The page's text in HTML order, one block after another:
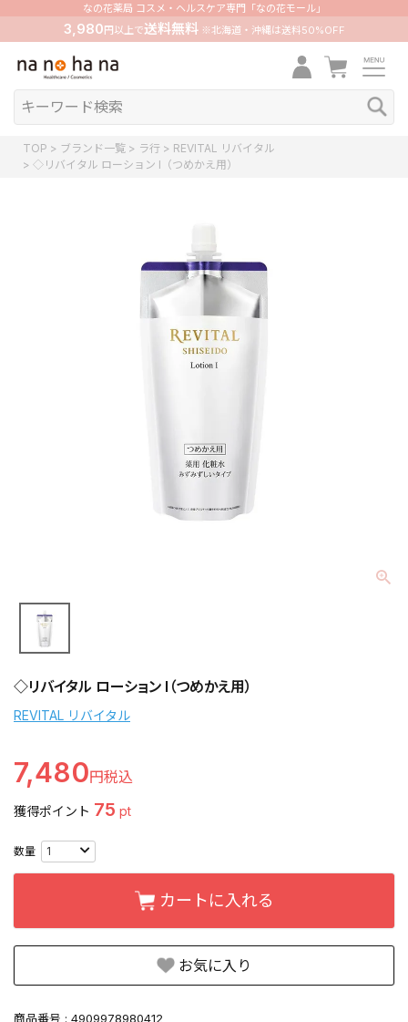
なの花薬局 コスメ・ヘルスケア専門「なの花モール」
3,980 円以上で送料無料※北海道・沖縄は送料50%OFF
TOP ブランド一覧 ラ行
REVITAL リバイタル
◇リバイタル ローション I（つめかえ用）
◇リバイタル ローション I（つめかえ用）
REVITAL リバイタル
7,480
獲得ポイント 75 pt
お気に入り
カートに入れる
商品番号 4909978980412